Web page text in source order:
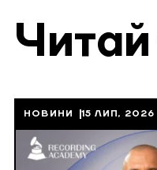
НОВИНИ 15 ЛИП, 2026